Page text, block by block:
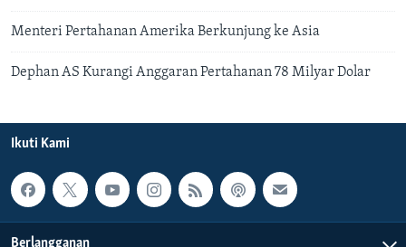
Menteri Pertahanan Amerika Berkunjung ke Asia
Dephan AS Kurangi Anggaran Pertahanan 78 Milyar Dolar
Ikuti Kami
Berlangganan